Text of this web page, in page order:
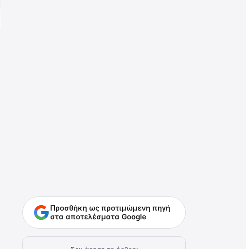
Προσθήκη ως προτιμώμενη πηγή
στα αποτελέσματα Google